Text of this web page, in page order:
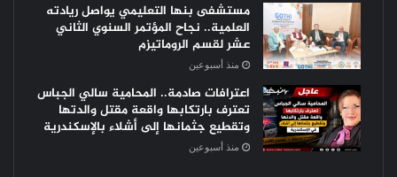
مستشفى بنها التعليمي يواصل ريادته
العلمية.. نجاح المؤتمر السنوي الثاني
عشر لقسم الروماتيزم
منذ أسبوعين
اعترافات صادمة.. المحامية سالي الجباس
تعترف بارتكابها واقعة مقتل والدتها
وتقطيع جثمانها إلى أشلاء بالإسكندرية
منذ أسبوعين